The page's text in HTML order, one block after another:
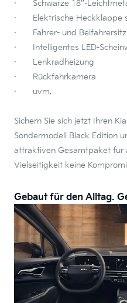
· Schwarze 18’’-
· Elektrische Heckklappe
· Fahrer- und Beifahrersitz
· Intelligentes LED-
· Lenkradheizung
· Rückfahrkamera
· uvm.
Sichern Sie sich jetzt Ihren
Sondermodell Black Edition
attraktiven Gesamtpaket für
Vielseitigkeit keine
Gebaut für den Alltag.